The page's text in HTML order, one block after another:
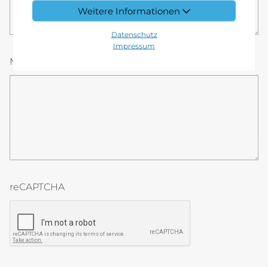
Weitere Informationen
Datenschutz
Impressum
r8jABXuWts51aL70RP2UxO
Mitteilung
reCAPTCHA